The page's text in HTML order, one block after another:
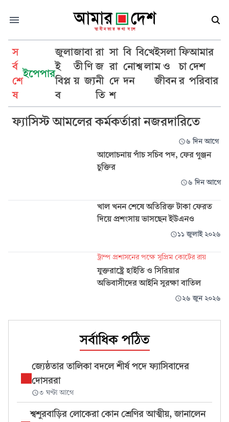
স
র্ব
শে
ষ
ইপেপার
জুলা
ই
বিপ্ল
ব
জা
তী
য়
বা
ণি
জ্য
রা
জ
নী
তি
সা
রা
দে
শ
বি
নো
দন
বি
শ্ব
খে
লা
ইসলা
ম ও
জীবন
ফি
চা
র
আমার
দেশ
পরিবার
প্রশাসন
ফ্যাসিস্ট আমলের কর্মকর্তারা নজরদারিতে
৬ দিন আগে
আলোচনায় পাঁচ সচিব পদ, ফের গুঞ্জন
চুক্তির
৬ দিন আগে
খাল খনন শেষে অতিরিক্ত টাকা ফেরত
দিয়ে প্রশংসায় ভাসছেন ইউএনও
১১ জুলাই ২০২৬
ট্রাম্প প্রশাসনের পক্ষে সুপ্রিম কোর্টের রায়
যুক্তরাষ্ট্রে হাইতি ও সিরিয়ার
অভিবাসীদের আইনি সুরক্ষা বাতিল
২৬ জুন ২০২৬
সর্বাধিক পঠিত
জ্যেষ্ঠতার তালিকা বদলে শীর্ষ পদে ফ্যাসিবাদের
দোসররা
৩ ঘণ্টা আগে
শ্বশুরবাড়ির লোকেরা কোন শ্রেণির আত্মীয়, জানালেন